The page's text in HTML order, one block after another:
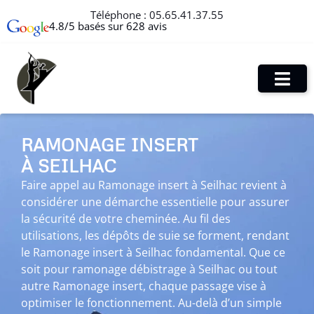
Téléphone : 05.65.41.37.55
4.8/5 basés sur 628 avis
RAMONAGE INSERT
À SEILHAC
Faire appel au Ramonage insert à Seilhac revient à
considérer une démarche essentielle pour assurer
la sécurité de votre cheminée. Au fil des
utilisations, les dépôts de suie se forment, rendant
le Ramonage insert à Seilhac fondamental. Que ce
soit pour ramonage débistrage à Seilhac ou tout
autre Ramonage insert, chaque passage vise à
optimiser le fonctionnement. Au-delà d’un simple